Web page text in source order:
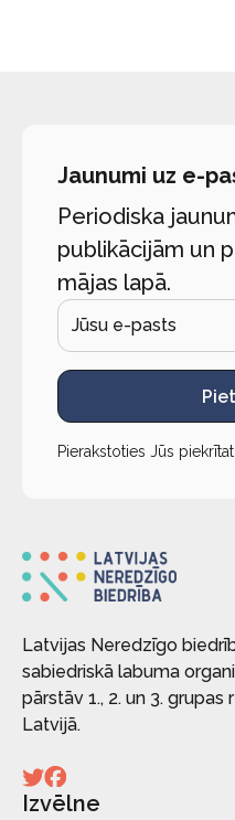
Jaunumi uz e-
Periodiska
publikācijām un
mājas lapā.
Pierakstoties Jūs piekrītat
Latvijas Neredzīgo
sabiedriskā labuma
pārstāv 1., 2. un 3.
Latvijā.
Izvēlne